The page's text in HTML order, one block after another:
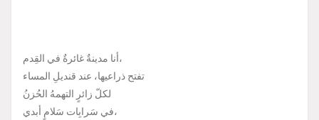
أنا مدينةٌ غائرةٌ في القِدم،
تفتح ذراعيها، عند قنديلِ المساء
لكلّ زائرٍ التهمهُ الحُزنُ
في سَرابِات سَلامٍ أبدي،